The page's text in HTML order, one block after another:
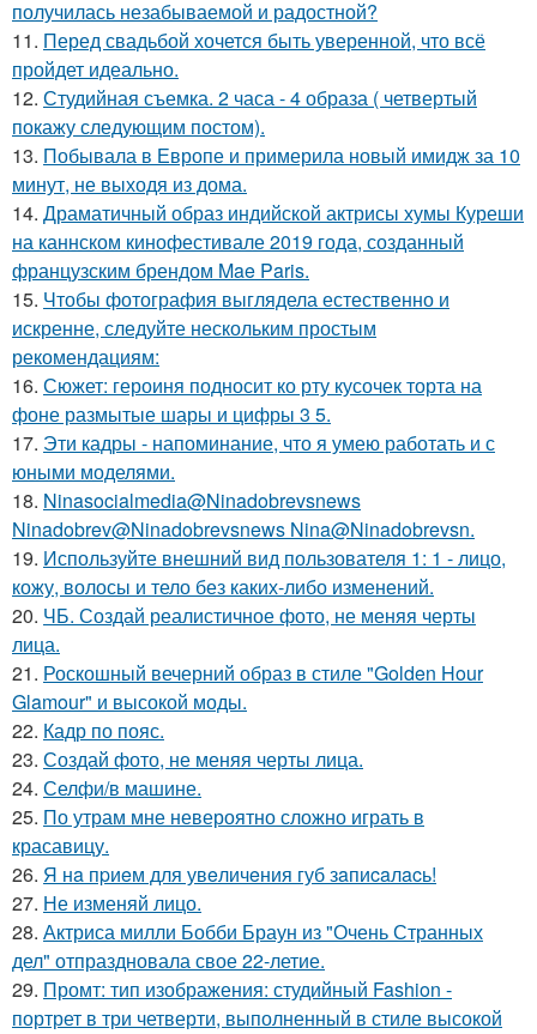
получилась незабываемой и радостной?
11. Перед свадьбой хочется быть уверенной, что всё
пройдет идеально.
12. Студийная съемка. 2 часа - 4 образа ( четвертый
покажу следующим постом).
13. Побывала в Европе и примерила новый имидж за 10
минут, не выходя из дома.
14. Драматичный образ индийской актрисы хумы Куреши
на каннском кинофестивале 2019 года, созданный
французским брендом Mae Paris.
15. Чтобы фотография выглядела естественно и
искренне, следуйте нескольким простым
рекомендациям:
16. Сюжет: героиня подносит ко рту кусочек торта на
фоне размытые шары и цифры 3 5.
17. Эти кадры - напоминание, что я умею работать и с
юными моделями.
18. Ninasocialmedia@Ninadobrevsnews
Ninadobrev@Ninadobrevsnews Nina@Ninadobrevsn.
19. Используйте внешний вид пользователя 1: 1 - лицо,
кожу, волосы и тело без каких-либо изменений.
20. ЧБ. Создай реалистичное фото, не меняя черты
лица.
21. Роскошный вечерний образ в стиле "Golden Hour
Glamour" и высокой моды.
22. Кадр по пояс.
23. Создай фото, не меняя черты лица.
24. Селфи/в машине.
25. По утрам мне невероятно сложно играть в
красавицу.
26. Я нa пpиeм для увeличeния губ зaпиcaлacь!
27. Не изменяй лицо.
28. Актриса милли Бобби Браун из "Очень Странных
дел" отпраздновала свое 22-летие.
29. Промт: тип изображения: студийный Fashion -
портрет в три четверти, выполненный в стиле высокой